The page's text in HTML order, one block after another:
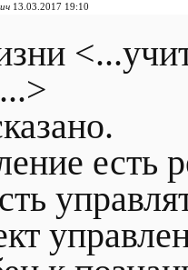
13.03.2017 19:10
есть